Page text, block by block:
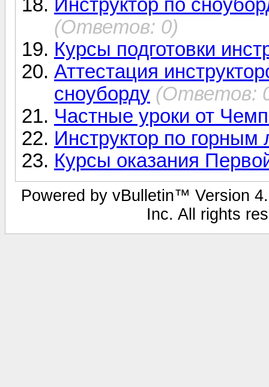
Инструктор по
(Ответов: 0)
Курсы подготовки
Аттестация
сноуборду (Ответов:
Частные уроки от
Инструктор по
Курсы оказания
Powered by vBulletin™ Version
Inc. All rights